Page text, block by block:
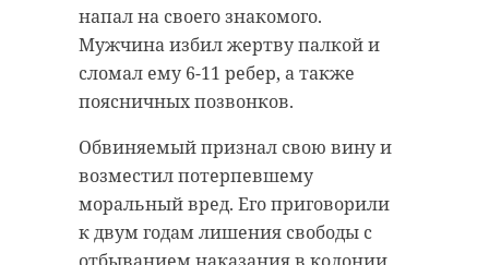
напал на своего знакомого.
Мужчина избил жертву палкой и
сломал ему 6-11 ребер, а также
поясничных позвонков.
Обвиняемый признал свою вину и
возместил потерпевшему
моральный вред. Его приговорили
к двум годам лишения свободы с